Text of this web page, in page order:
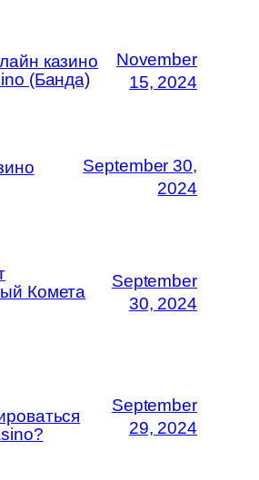
казино
(Банда)
November
15, 2024
September 30,
2024
Комета
September
30, 2024
September
29, 2024